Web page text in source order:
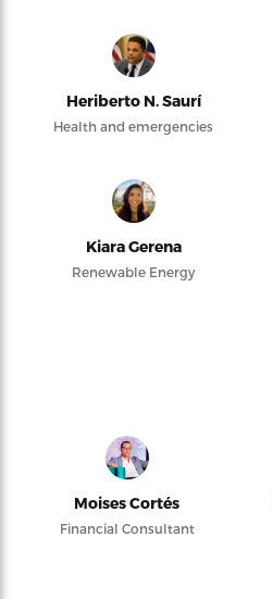
Heriberto N. Saurí
Health and emergencies
Kiara Gerena
Renewable Energy
Moises Cortés
Financial Consultant